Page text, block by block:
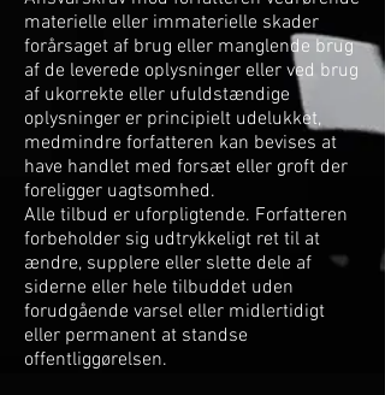
materielle eller immaterielle skader
forårsaget af brug eller manglende brug
af de leverede oplysninger eller ved brug
af ukorrekte eller ufuldstændige
oplysninger er principielt udelukket,
medmindre forfatteren kan bevises at
have handlet med forsæt eller groft der
foreligger uagtsomhed.
Alle tilbud er uforpligtende. Forfatteren
forbeholder sig udtrykkeligt ret til at
ændre, supplere eller slette dele af
siderne eller hele tilbuddet uden
forudgående varsel eller midlertidigt
eller permanent at standse
offentliggørelsen.